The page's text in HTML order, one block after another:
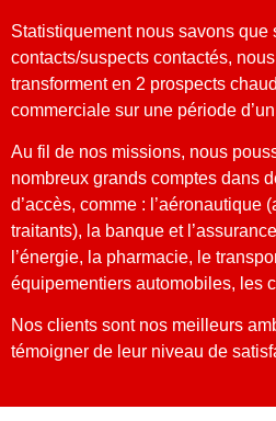
Statistiquement nous savons que
contacts/suspects contactés,
transforment en 2 prospects
commerciale sur une période
Au fil de nos missions, nous
nombreux grands comptes dans
d’accès, comme : l’aéronautique
traitants), la banque et
l’énergie, la pharmacie, le
équipementiers automobiles, les
Nos clients sont nos meilleurs
témoigner de leur niveau de